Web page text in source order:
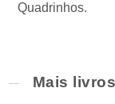
Quadrinhos.
Mais